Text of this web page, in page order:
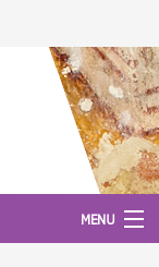
MENU